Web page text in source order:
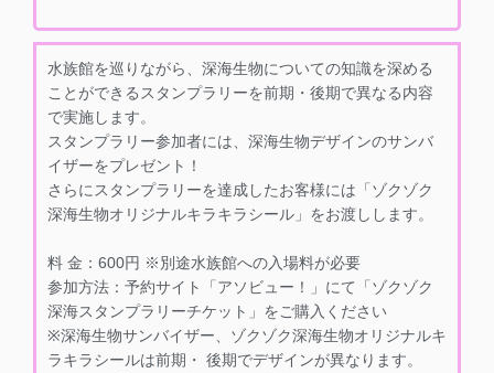
水族館を巡りながら、深海生物についての知識を深める
ことができるスタンプラリーを前期・後期で異なる内容
で実施します。
スタンプラリー参加者には、深海生物デザインのサンバ
イザーをプレゼント！
さらにスタンプラリーを達成したお客様には「ゾクゾク
深海生物オリジナルキラキラシール」をお渡しします。
料 金：600円 ※別途水族館への入場料が必要
参加方法：予約サイト「アソビュー！」にて「ゾクゾク
深海スタンプラリーチケット」をご購入ください
※深海生物サンバイザー、ゾクゾク深海生物オリジナルキ
ラキラシールは前期・ 後期でデザインが異なります。